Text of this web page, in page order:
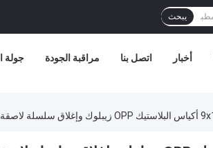
يبحث
جولة مراقبة الجودة اتصل بنا أخبار